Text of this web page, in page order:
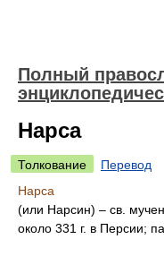
Полный
Нарса
Толкование
Перевод
Нарса
(или Нарсин) – св.
около 331 г. в Персии;